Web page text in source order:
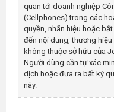
quan tới doanh nghiệp
(cellphones) trong các
quyền, nhãn hiệu hoặc
đến nội dung, thương
không thuộc sở hữu của
Người dùng cần tự xác
dịch hoặc đưa ra bất kỳ
này.